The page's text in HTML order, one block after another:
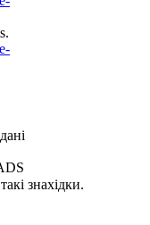
знахідки.